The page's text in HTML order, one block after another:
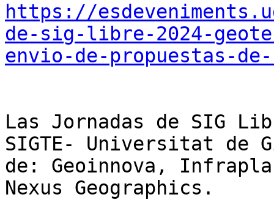
https://
de-sig-libre-2024-
envio-de-propuestas-
Las Jornadas de SIG
SIGTE- Universitat de
de: Geoinnova,
Nexus Geographics.